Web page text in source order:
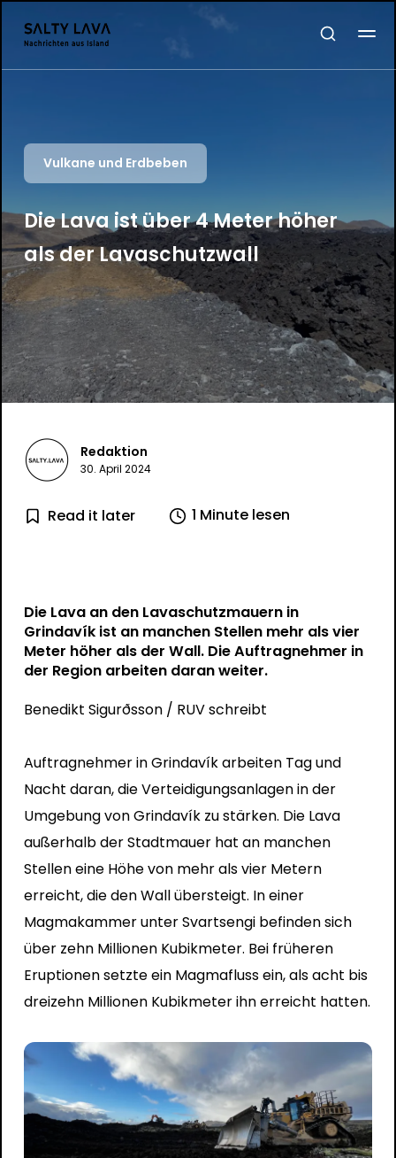
Vulkane und Erdbeben
Die Lava ist über 4 Meter höher
als der Lavaschutzwall
Redaktion
30. April 2024
Read it later 1 Minute lesen
Die Lava an den Lavaschutzmauern in
Grindavík ist an manchen Stellen mehr als vier
Meter höher als der Wall. Die Auftragnehmer in
der Region arbeiten daran weiter.
Benedikt Sigurðsson/ RUV schreibt
Auftragnehmer in Grindavík arbeiten Tag und
Nacht daran, die Verteidigungsanlagen in der
Umgebung von Grindavík zu stärken. Die Lava
außerhalb der Stadtmauer hat an manchen
Stellen eine Höhe von mehr als vier Metern
erreicht, die den Wall übersteigt. In einer
Magmakammer unter Svartsengi befinden sich
über zehn Millionen Kubikmeter. Bei früheren
Eruptionen setzte ein Magmafluss ein, als acht bis
dreizehn Millionen Kubikmeter ihn erreicht hatten.